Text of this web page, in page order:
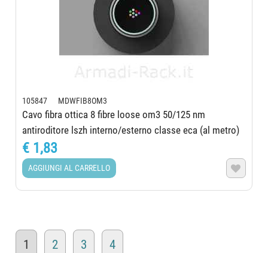
105847 MDWFIB8OM3
Cavo fibra ottica 8 fibre loose om3 50/125 nm
antiroditore lszh interno/esterno classe eca (al metro)
€ 1,83
AGGIUNGI AL CARRELLO 
1 2 3 4